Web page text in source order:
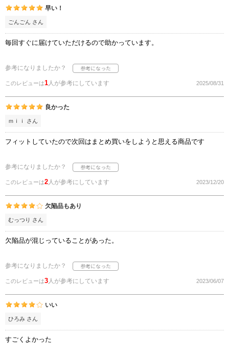
早い！
ごんごん さん
毎回すぐに届けていただけるので助かっています。
参考になりましたか？
このレビューは1 人が参考にしています 2025/08/31
良かった
ｍｉｉ さん
フィットしていたので次回はまとめ買いをしようと思える商品です
参考になりましたか？
このレビューは2 人が参考にしています 2023/12/20
欠陥品もあり
むっつり さん
欠陥品が混じっていることがあった。
参考になりましたか？
このレビューは3 人が参考にしています 2023/06/07
いい
ひろみ さん
すごくよかった